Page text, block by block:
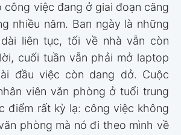
công việc đang ở giai đoạn căng
nhiều năm. Ban ngày là những
liên tục, tối về nhà vẫn còn
cuối tuần vẫn phải mở laptop
đầu việc còn dang dở. Cuộc
viên văn phòng ở tuổi trung
điểm rất kỳ lạ: công việc không
phòng mà nó đi theo mình về